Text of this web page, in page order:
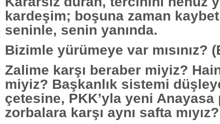
kardeşim; boşuna zaman
seninle, senin yanında.
Bizimle yürümeye var mısınız?
Zalime karşı beraber miyiz?
miyiz? Başkanlık sistemi
çetesine, PKK’yla yeni
zorbalara karşı aynı safta